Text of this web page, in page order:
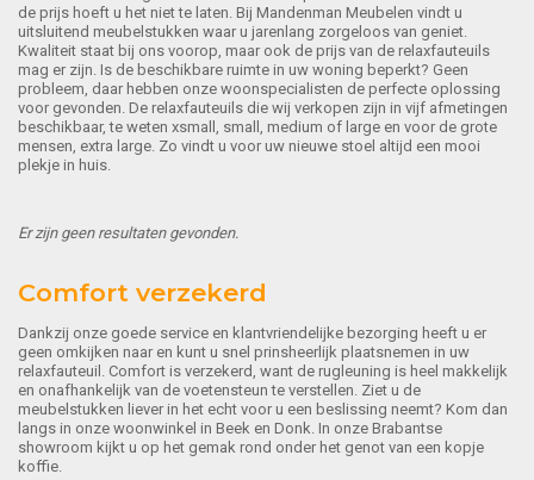
de prijs hoeft u het niet te laten. Bij Mandenman Meubelen vindt u
uitsluitend meubelstukken waar u jarenlang zorgeloos van geniet.
Kwaliteit staat bij ons voorop, maar ook de prijs van de relaxfauteuils
mag er zijn. Is de beschikbare ruimte in uw woning beperkt? Geen
probleem, daar hebben onze woonspecialisten de perfecte oplossing
voor gevonden. De relaxfauteuils die wij verkopen zijn in vijf afmetingen
beschikbaar, te weten xsmall, small, medium of large en voor de grote
mensen, extra large. Zo vindt u voor uw nieuwe stoel altijd een mooi
plekje in huis.
Er zijn geen resultaten gevonden.
Comfort verzekerd
Dankzij onze goede service en klantvriendelijke bezorging heeft u er
geen omkijken naar en kunt u snel prinsheerlijk plaatsnemen in uw
relaxfauteuil. Comfort is verzekerd, want de rugleuning is heel makkelijk
en onafhankelijk van de voetensteun te verstellen. Ziet u de
meubelstukken liever in het echt voor u een beslissing neemt? Kom dan
langs in onze woonwinkel in Beek en Donk. In onze Brabantse
showroom kijkt u op het gemak rond onder het genot van een kopje
koffie.